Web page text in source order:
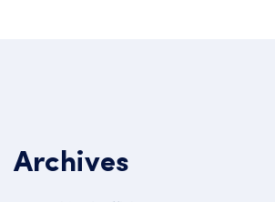
Archives